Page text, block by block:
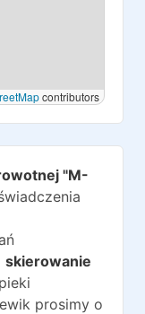
contributors
"M-
skierowanie
prosimy o